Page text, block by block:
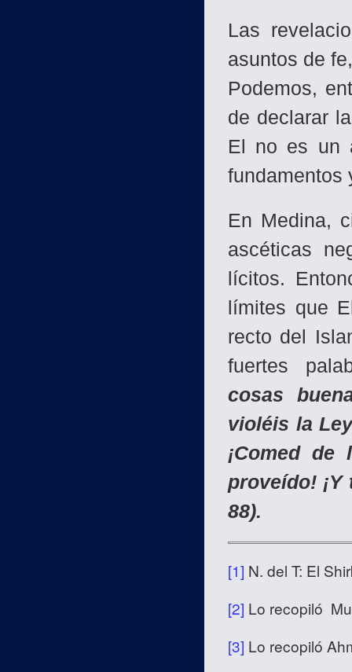
Las
asuntos de
Podemos,
de declarar
El no es un
fundamentos
En Medina,
ascéticas
lícitos.
límites que
recto del
fuertes
cosas
violéis la
¡Comed
proveído! ¡Y
88).
[1] N. del T: El
[2] Lo recopiló
[3] Lo recopiló